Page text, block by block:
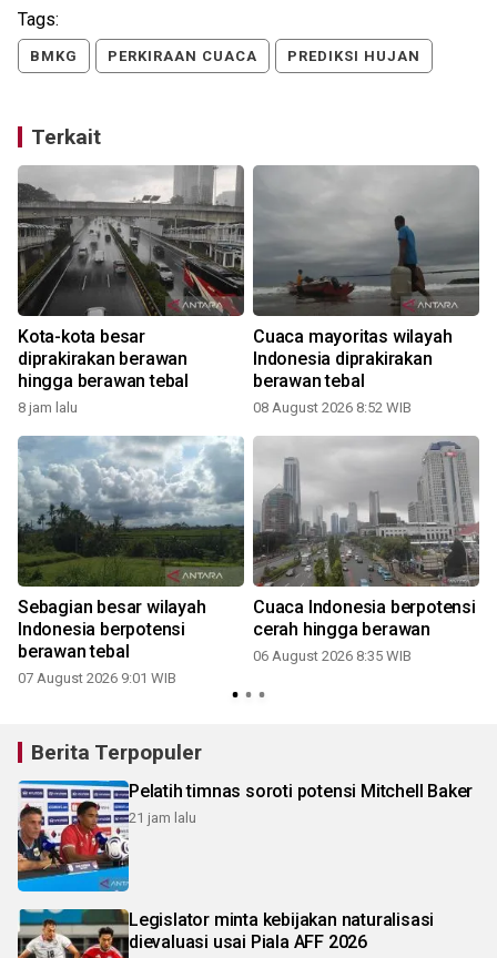
Tags:
BMKG PERKIRAAN CUACA PREDIKSI HUJAN
Terkait
Kota-kota besar
diprakirakan berawan
hingga berawan tebal
8 jam lalu
Cuaca mayoritas wilayah
Indonesia diprakirakan
berawan tebal
08 August 2026 8:52 WIB
Sebagian besar wilayah
Indonesia berpotensi
berawan tebal
07 August 2026 9:01 WIB
Cuaca Indonesia berpotensi
cerah hingga berawan
06 August 2026 8:35 WIB
Berita Terpopuler
Pelatih timnas soroti potensi Mitchell Baker
21 jam lalu
Legislator minta kebijakan naturalisasi
dievaluasi usai Piala AFF 2026